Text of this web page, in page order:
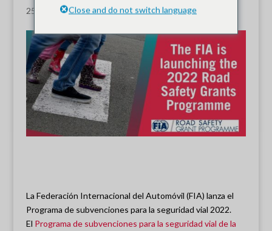
25 de enero de 2022|Noticias
La Federación Internacional del Automóvil (FIA) lanza el
Programa de subvenciones para la seguridad vial 2022.
El Programa de subvenciones para la seguridad vial de la
Close and do not switch language